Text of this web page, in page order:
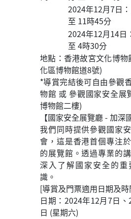
2024年12月7日
至 11時45分
2024年12月14日
至 4時30分
地點：香港故宮文化博
化區博物館道8號)
*導賞完結後可自由參觀
物館 或 參觀國家安全展
博物館二樓)
【國家安全展覽廳 - 加深
我們同時提供參觀國家
會，這是香港首個專注
的展覽館。透過專業的
深入了解國家安全的重
識。
[導賞及門票適用日期及時
日期：2024年12月7日
日 (星期六)